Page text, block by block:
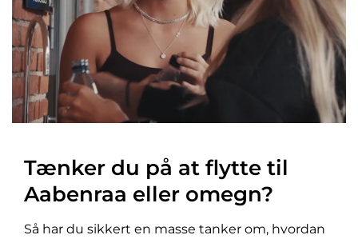
Tænker du på at flytte til
Aabenraa eller omegn?
Så har du sikkert en masse tanker om, hvordan